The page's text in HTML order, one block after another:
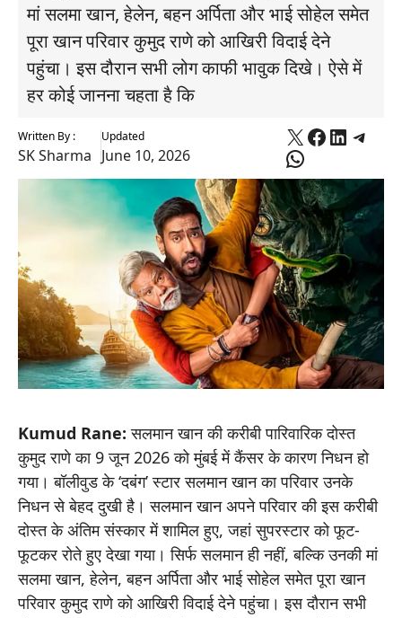
मां सलमा खान, हेलेन, बहन अर्पिता और भाई सोहेल समेत
पूरा खान परिवार कुमुद राणे को आखिरी विदाई देने
पहुंचा। इस दौरान सभी लोग काफी भावुक दिखे। ऐसे में
हर कोई जानना चहता है कि
Written By :
SK Sharma
Updated
June 10, 2026
X Facebook
WhatsApp
Kumud Rane: सलमान खान की करीबी पारिवारिक दोस्त
कुमुद राणे का 9 जून 2026 को मुंबई में कैंसर के कारण निधन हो
गया। बॉलीवुड के ‘दबंग’ स्टार सलमान खान का परिवार उनके
निधन से बेहद दुखी है। सलमान खान अपने परिवार की इस करीबी
दोस्त के अंतिम संस्कार में शामिल हुए, जहां सुपरस्टार को फूट-
फूटकर रोते हुए देखा गया। सिर्फ सलमान ही नहीं, बल्कि उनकी मां
सलमा खान, हेलेन, बहन अर्पिता और भाई सोहेल समेत पूरा खान
परिवार कुमुद राणे को आखिरी विदाई देने पहुंचा। इस दौरान सभी